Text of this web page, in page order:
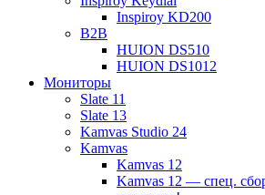
Inspiroy KD200
B2B
HUION DS510
HUION DS1012
Мониторы
Slate 11
Slate 13
Kamvas Studio 24
Kamvas
Kamvas 12
Kamvas 12 — спец.